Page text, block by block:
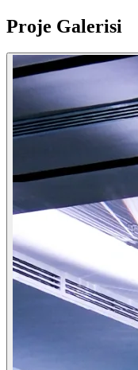
Proje Galerisi